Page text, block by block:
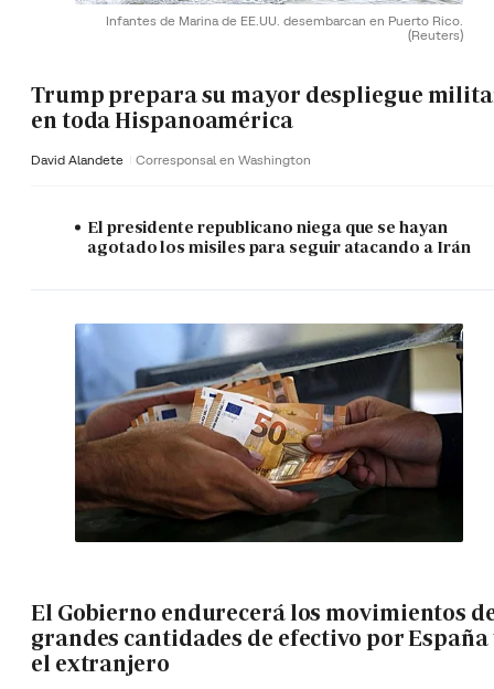
Infantes de Marina de EE.UU. desembarcan en Puerto Rico.
(Reuters)
Trump prepara su mayor despliegue
en toda Hispanoamérica
David Alandete Corresponsal en Washington
El presidente republicano niega que se hayan
agotado los misiles para seguir atacando a Irán
El Gobierno endurecerá los movimientos
grandes cantidades de efectivo por España
el extranjero